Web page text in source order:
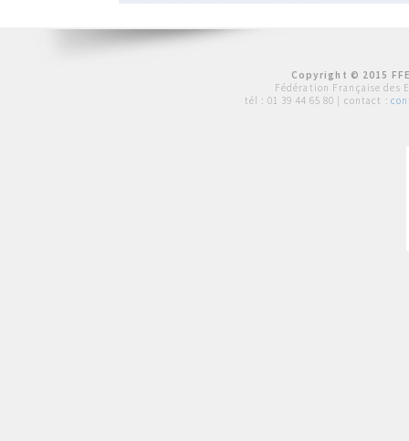
Copyright © 2015
Fédération Française des
tél : 01 39 44 65 80 | contact :